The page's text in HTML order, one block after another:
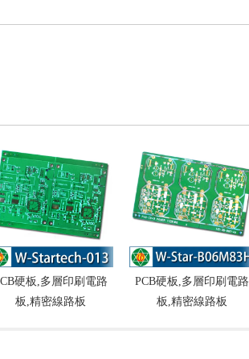
硬板,多層印刷電路
板,精密線路板
PCB硬板,多層印刷電路
板,精密線路板